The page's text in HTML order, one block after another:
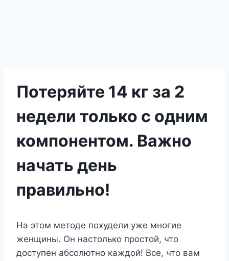
Потеряйте 14 кг за 2
недели только с одним
компонентом. Важно
начать день
правильно!
На этом методе похудели уже многие
женщины. Он настолько простой, что
доступен абсолютно каждой! Все, что вам